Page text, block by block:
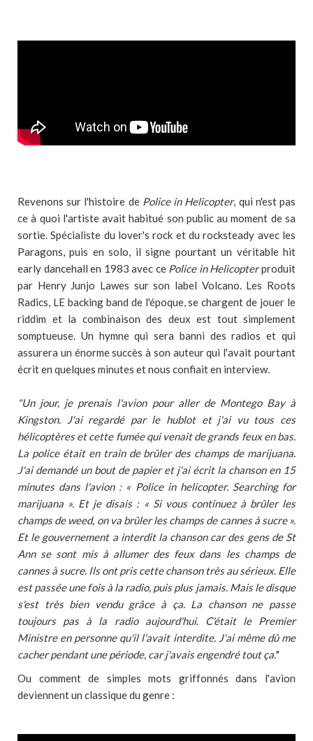
Revenons sur l'histoire de Police in Helicopter, qui n'est pas
ce à quoi l'artiste avait habitué son public au moment de sa
sortie. Spécialiste du lover's rock et du rocksteady avec les
Paragons, puis en solo, il signe pourtant un véritable hit
early dancehall en 1983 avec ce Police in Helicopterproduit
par Henry Junjo Lawes sur son label Volcano. Les Roots
Radics, LE backing band de l'époque, se chargent de jouer le
riddim et la combinaison des deux est tout simplement
somptueuse. Un hymne qui sera banni des radios et qui
assurera un énorme succès à son auteur qui l'avait pourtant
écrit en quelques minutes et nous confiait en interview.
"Un jour, je prenais l'avion pour aller de Montego Bay à
Kingston. J'ai regardé par le hublot et j'ai vu tous ces
hélicoptères et cette fumée qui venait de grands feux en bas.
La police était en train de brûler des champs de marijuana.
J'ai demandé un bout de papier et j'ai écrit la chanson en 15
minutes dans l'avion : « Police in helicopter. Searching for
marijuana ». Et je disais : « Si vous continuez à brûler les
champs de weed, on va brûler les champs de cannes à sucre ».
Et le gouvernement a interdit la chanson car des gens de St
Ann se sont mis à allumer des feux dans les champs de
cannes à sucre. Ils ont pris cette chanson très au sérieux. Elle
est passée une fois à la radio, puis plus jamais. Mais le disque
s'est très bien vendu grâce à ça. La chanson ne passe
toujours pas à la radio aujourd'hui. C'était le Premier
Ministre en personne qu'il l'avait interdite. J'ai même dû me
cacher pendant une période, car j'avais engendré tout ça."
Ou comment de simples mots griffonnés dans l'avion
deviennent un classique du genre :